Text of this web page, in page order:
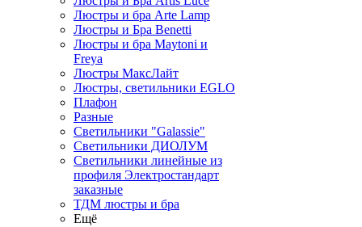
Люстры и бра Arte Lamp
Люстры и Бра Benetti
Люстры и бра Maytoni и
Freya
Люстры МаксЛайт
Люстры, светильники EGLO
Плафон
Разные
Светильники "Galassie"
Светильники ДИОЛУМ
Светильники линейные из
профиля Электростандарт
заказные
ТДМ люстры и бра
Ещё